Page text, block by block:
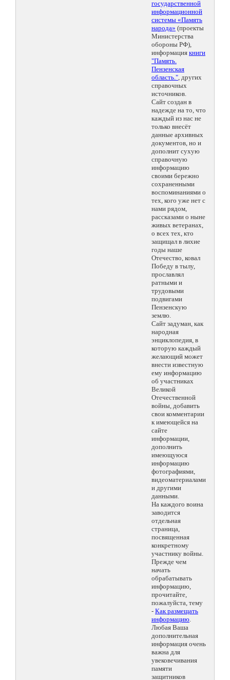
государственной
информационной
системы «Память
народа» (проекты
Министерства
обороны РФ),
информация книги
"Память.
Пензенская
область.", других
справочных
источников.
Сайт создан в
надежде на то, что
каждый из нас не
только внесёт
данные архивных
документов, но и
дополнит сухую
справочную
информацию
своими бережно
сохраненными
воспоминаниями о
тех, кого уже нет с
нами рядом,
рассказами о ныне
живых ветеранах,
о всех тех, кто
защищал в лихие
годы наше
Отечество, ковал
Победу в тылу,
прославлял
ратными и
трудовыми
подвигами
Пензенскую
землю.
Сайт задуман, как
народная
энциклопедия, в
которую каждый
желающий может
внести известную
ему информацию
об участниках
Великой
Отечественной
войны, добавить
свои комментарии
к имеющейся на
сайте
информации,
дополнить
имеющуюся
информацию
фотографиями,
видеоматериалами
и другими
данными.
На каждого воина
заводится
отдельная
страница,
посвященная
конкретному
участнику войны.
Прежде чем
начать
обрабатывать
информацию,
прочитайте,
пожалуйста, тему
- Как размещать
информацию.
Любая Ваша
дополнительная
информация очень
важна для
увековечивания
памяти
защитников